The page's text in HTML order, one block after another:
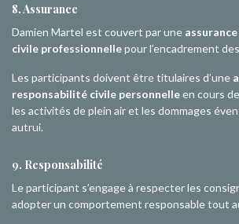
8. Assurance
Damien Martel est couvert par une
civile professionnellepour l’encadrement
Les participants doivent être titulaires d’une
responsabilité civile personnelleen cours
les activités de plein air et les dommages
autrui.
9. Responsabilité
Le participant s’engage à respecter les
adopter un comportement responsable tout